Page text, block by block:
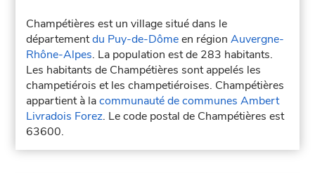
Champétières est un village situé dans le
départementdu Puy-de-Dômeen régionAuvergne-
Rhône-Alpes. La population est de 283 habitants.
Les habitants de Champétières sont appelés les
champetiérois et les champetiéroises. Champétières
appartient à lacommunauté de communes Ambert
Livradois Forez. Le code postal de Champétières est
63600.